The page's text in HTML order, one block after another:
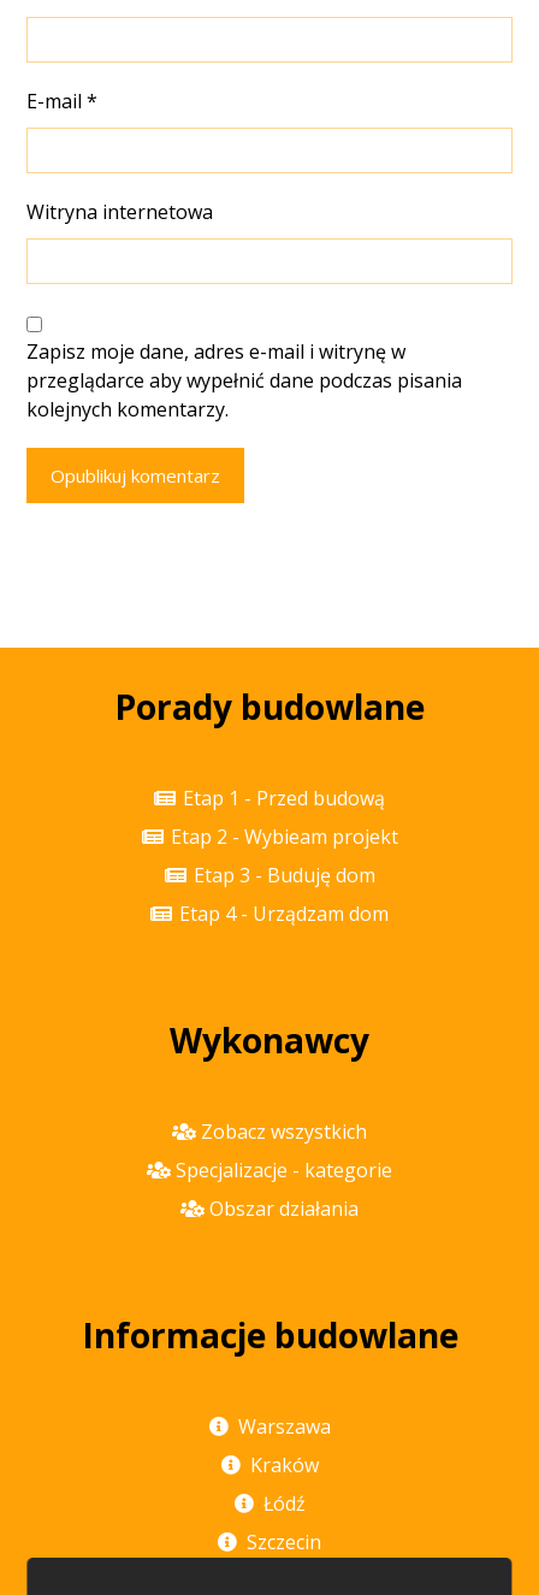
E-mail*
Witryna internetowa
Zapisz moje dane, adres e-mail i witrynę w
przeglądarce aby wypełnić dane podczas pisania
kolejnych komentarzy.
Opublikuj komentarz
Porady budowlane
Etap 1 - Przed budową
Etap 2 - Wybieam projekt
Etap 3 - Buduję dom
Etap 4 - Urządzam dom
Wykonawcy
Zobacz wszystkich
Specjalizacje - kategorie
Obszar działania
Informacje budowlane
Warszawa
Kraków
Łódź
Szczecin